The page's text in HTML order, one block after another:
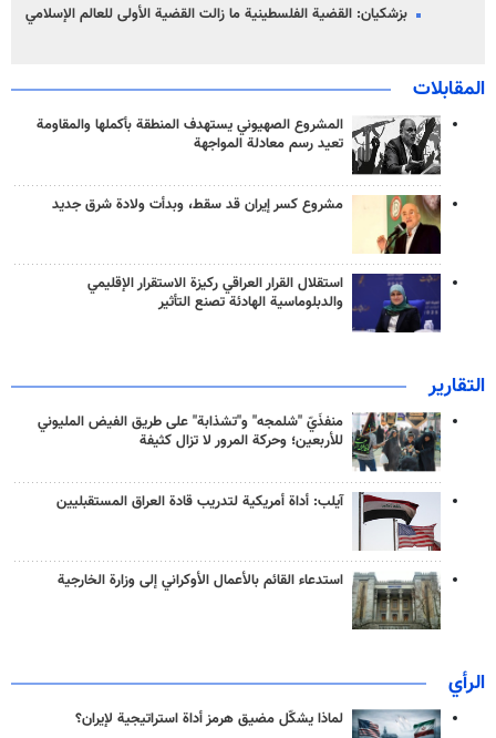
بزشكيان: القضية الفلسطينية ما زالت القضية الأولى للعالم الإسلامي
المقابلات
المشروع الصهيوني يستهدف المنطقة بأكملها والمقاومة
تعيد رسم معادلة المواجهة
مشروع كسر إيران قد سقط، وبدأت ولادة شرق جديد
استقلال القرار العراقي ركيزة الاستقرار الإقليمي
والدبلوماسية الهادئة تصنع التأثير
التقارير
منفذَيّ "شلمجه" و"تشذابة" على طريق الفيض المليوني
للأربعين؛ وحركة المرور لا تزال كثيفة
آيلب: أداة أمريكية لتدريب قادة العراق المستقبليين
استدعاء القائم بالأعمال الأوكراني إلى وزارة الخارجية
الرأي
لماذا يشكّل مضيق هرمز أداة استراتيجية لإيران؟